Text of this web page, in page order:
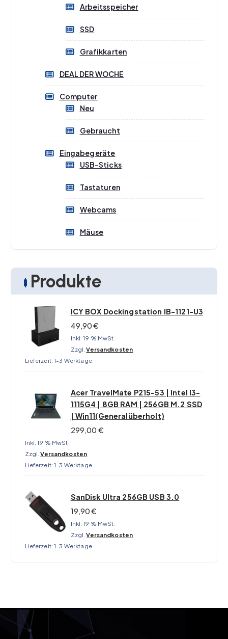
Arbeitsspeicher
SSD
Grafikkarten
DEAL DER WOCHE
Computer
Neu
Gebraucht
Eingabegeräte
USB-Sticks
Tastaturen
Webcams
Mäuse
Produkte
ICY BOX Dockingstation IB-1121-U3
49,90€
Inkl. 19 % MwSt.
Zzgl.Versandkosten
Lieferzeit:1-3 Werktage
Acer TravelMate P215-53 | Intel I3-
1115G4 | 8GB RAM | 256GB M.2 SSD
| Win11(Generalüberholt)
299,00 €
Inkl. 19 % MwSt.
Zzgl.Versandkosten
Lieferzeit:1-3 Werktage
SanDisk Ultra 256GB USB 3.0
19,90€
Inkl. 19 % MwSt.
Zzgl.Versandkosten
Lieferzeit:1-3 Werktage